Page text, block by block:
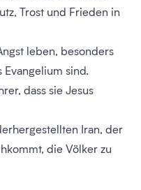
Trost und Frieden in
leben, besonders
sind.
dass sie Jesus
Iran, der
die Völker zu